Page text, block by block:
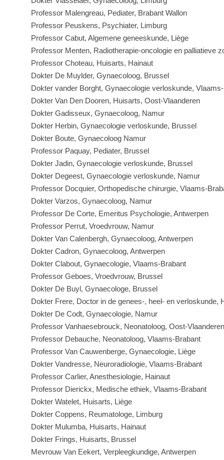
Professor Malengreau, Pediater, Brabant Wallon
Professor Peuskens, Psychiater, Limburg
Professor Cabut, Algemene geneeskunde, Liège
Professor Menten, Radiotherapie-oncologie en palliatieve
Professor Choteau, Huisarts, Hainaut
Dokter De Muylder, Gynaecoloog, Brussel
Dokter vander Borght, Gynaecologie verloskunde,
Dokter Van Den Dooren, Huisarts, Oost-Vlaanderen
Dokter Gadisseux, Gynaecoloog, Namur
Dokter Herbin, Gynaecologie verloskunde, Brussel
Dokter Boute, Gynaecoloog Namur
Professor Paquay, Pediater, Brussel
Dokter Jadin, Gynaecologie verloskunde, Brussel
Dokter Degeest, Gynaecologie verloskunde, Namur
Professor Docquier, Orthopedische chirurgie, Vlaams-
Dokter Varzos, Gynaecoloog, Namur
Professor De Corte, Emeritus Psychologie, Antwerpen
Professor Perrut, Vroedvrouw, Namur
Dokter Van Calenbergh, Gynaecoloog, Antwerpen
Dokter Cadron, Gynaecoloog, Antwerpen
Dokter Clabout, Gynaecologie, Vlaams-Brabant
Professor Geboes, Vroedvrouw, Brussel
Dokter De Buyl, Gynaecologe, Brussel
Dokter Frere, Doctor in de genees-, heel- en verloskunde,
Dokter De Codt, Gynaecologie, Namur
Professor Vanhaesebrouck, Neonatoloog, Oost-Vlaanderen
Professor Debauche, Neonatoloog, Vlaams-Brabant
Professor Van Cauwenberge, Gynaecologie, Liège
Dokter Vandresse, Neuroradiologie, Vlaams-Brabant
Professor Carlier, Anesthesiologie, Hainaut
Professor Dierickx, Medische ethiek, Vlaams-Brabant
Dokter Watelet, Huisarts, Liège
Dokter Coppens, Reumatologe, Limburg
Dokter Mulumba, Huisarts, Hainaut
Dokter Frings, Huisarts, Brussel
Mevrouw Van Eekert, Verpleegkundige, Antwerpen